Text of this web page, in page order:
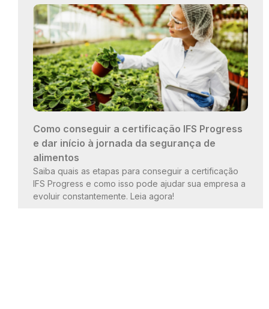
Como conseguir a certificação IFS Progress
e dar início à jornada da segurança de
alimentos
Saiba quais as etapas para conseguir a certificação
IFS Progress e como isso pode ajudar sua empresa a
evoluir constantemente. Leia agora!